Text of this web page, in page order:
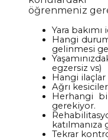
öğrenmeniz
Yara
Hangi
gelinmesi
egzersiz vs)
Hangi ilaçlar
Ağrı
Herhangi
gerekiyor.
katılmanıza
Tekrar